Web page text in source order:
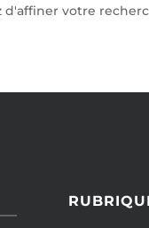
d'affiner votre